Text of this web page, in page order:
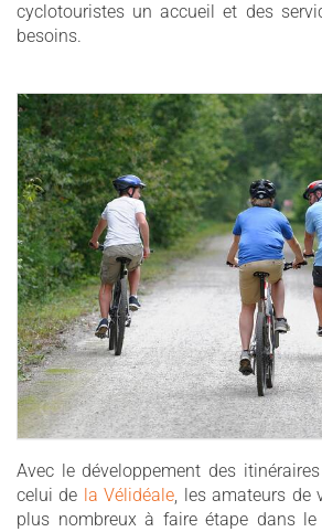
cyclotouristes un accueil et des
besoins.
Avec le développement des
celui de la Vélidéale, les amateurs de
plus nombreux à faire étape dans le